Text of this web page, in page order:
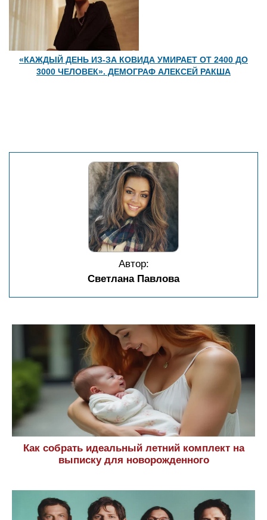
«КАЖДЫЙ ДЕНЬ ИЗ-ЗА КОВИДА УМИРАЕТ ОТ 2400 ДО
3000 ЧЕЛОВЕК». ДЕМОГРАФ АЛЕКСЕЙ РАКША
Автор:
Светлана Павлова
Как собрать идеальный летний комплект на
выписку для новорожденного